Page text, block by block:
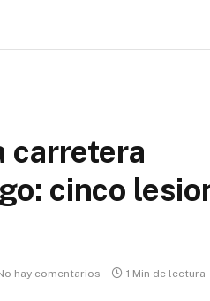
carretera
cinco
hay comentarios 1 Min de lectura